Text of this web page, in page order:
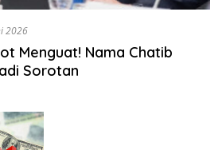
2026
Menguat! Nama Chatib
Sorotan